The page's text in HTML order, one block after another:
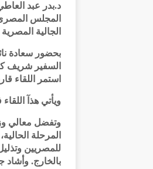
د.بدر عبد
المجلس المصرى
الجالية
بحضور سعادة
السفير شريف
استمر اللقاء قاربت ٣
ويأتي هذآ
وتفضل معالي
المرحلة
للمصريين
بالخارج. وأشاد